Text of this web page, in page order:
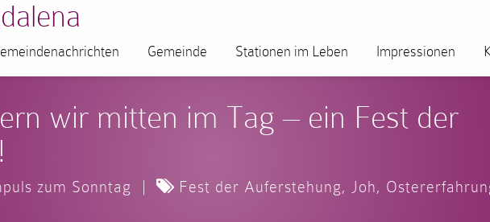
Gemeinde Stationen im Leben Impressionen
wir mitten im Tag – ein Fest der
zum Sonntag | Fest der Auferstehung, Joh,